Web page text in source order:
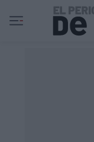
Ir al contenido principal